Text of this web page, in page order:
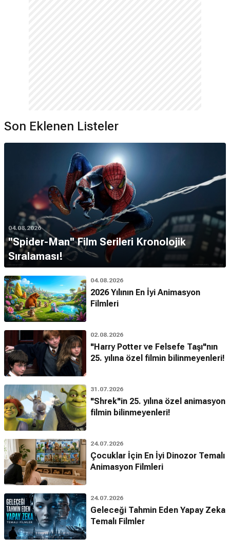
Son Eklenen Listeler
04.08.2026
''Spider-Man'' Film Serileri Kronolojik
Sıralaması!
04.08.2026
2026 Yılının En İyi Animasyon
Filmleri
02.08.2026
"Harry Potter ve Felsefe Taşı"nın
25. yılına özel filmin bilinmeyenleri!
31.07.2026
"Shrek"in 25. yılına özel animasyon
filmin bilinmeyenleri!
24.07.2026
Çocuklar İçin En İyi Dinozor Temalı
Animasyon Filmleri
24.07.2026
Geleceği Tahmin Eden Yapay Zeka
Temalı Filmler